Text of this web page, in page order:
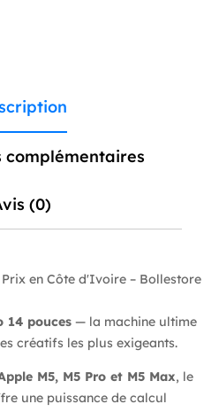
(0)
14 pouces — la machine ultime
créatifs les plus exigeants.
M5, M5 Pro et M5 Max, le
une puissance de calcul